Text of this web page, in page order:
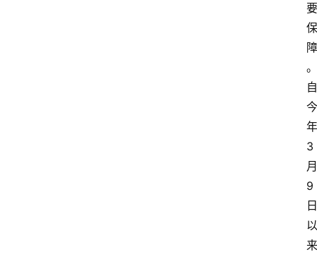
要
保
障
。
自
今
年
3
月
9
日
以
来